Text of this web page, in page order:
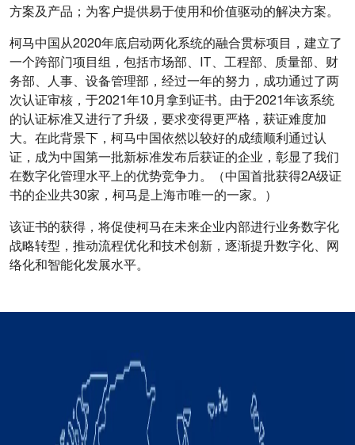
方案及产品；为客户提供易于使用和价值驱动的解决方案。
柯马中国从2020年底启动两化系统的融合贯标项目，建立了
一个跨部门项目组，包括市场部、IT、工程部、质量部、财
务部、人事、设备管理部，经过一年的努力，成功通过了两
次认证审核，于2021年10月拿到证书。由于2021年该系统
的认证标准又进行了升级，要求变得更严格，获证难度加
大。在此背景下，柯马中国依然以较好的成绩顺利通过认
证，成为中国第一批新标准发布后获证的企业，彰显了我们
在数字化管理水平上的优势竞争力。（中国首批获得2A级证
书的企业共30家，柯马是上海市唯一的一家。）
该证书的获得，将促使柯马在未来企业内部进行业务数字化
战略转型，推动流程优化和技术创新，逐渐提升数字化、网
络化和智能化发展水平。